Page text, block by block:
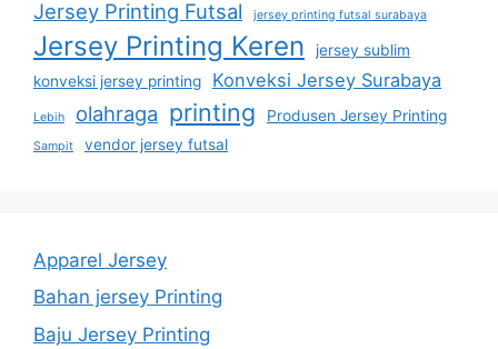
Jersey Printing Futsal jersey printing futsal surabaya
Jersey Printing Keren
jersey sublim
konveksi jersey printing
Konveksi Jersey Surabaya
Lebih olahraga printing Produsen Jersey Printing
Sampit vendor jersey futsal
Apparel Jersey
Bahan jersey Printing
Baju Jersey Printing